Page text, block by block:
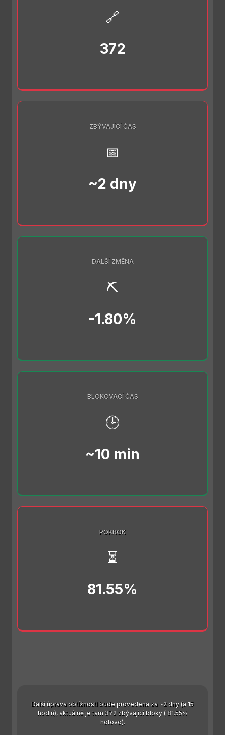
🔗
372
ZBÝVAJÍCÍ ČAS
📅
~2 dny
DALŠÍ ZMĚNA
⛏️
-1.80%
BLOKOVACÍ ČAS
🕒
~10 min
POKROK
⏳
81.55%
Další úprava obtížnosti bude provedena za ~2 dny (a 15
hodin), aktuálně je tam 372 zbývající bloky ( 81.55%
hotovo).